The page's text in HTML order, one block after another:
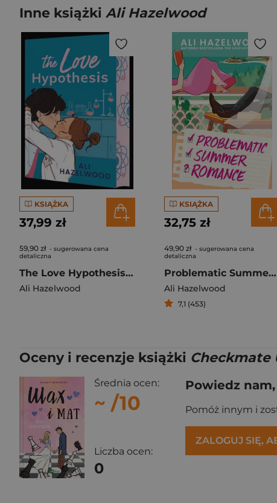
Inne książki Ali Hazelwood
KSIĄŻKA
37,99 zł
59,90 zł - sugerowana cena
detaliczna
The Love Hypothesis (barwione brzegi)
Ali Hazelwood
KSIĄŻKA
32,75 zł
49,90 zł - sugerowana cena
detaliczna
Problematic Summer Romance
Ali Hazelwood
7,1 (453)
Oceny i recenzje książki Checkmate
Średnia ocen:
~ /10
Liczba ocen:
0
Powiedz
Pomóż innym i
ZALOGUJ SIĘ,